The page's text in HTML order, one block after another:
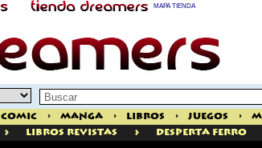
MAPA TIENDA
Comic > Manga > Libros > Juegos >
> Libros Revistas > Desperta Ferro